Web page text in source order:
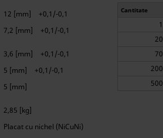
12 [mm]
+0,1/-0,1
7,2 [mm] +0,1/-0,1
3,6 [mm]
+0,1/-0,1
5 [mm]
+0,1/-0,1
5 [mm]
2,85 [kg]
Placat cu nichel (NiCuNi)
Cantitate